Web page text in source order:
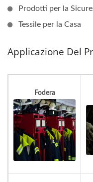
Prodotti per la
Tessile per la Casa
Applicazione Del
Fodera